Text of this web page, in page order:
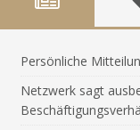
Persönliche
Netzwerk sagt